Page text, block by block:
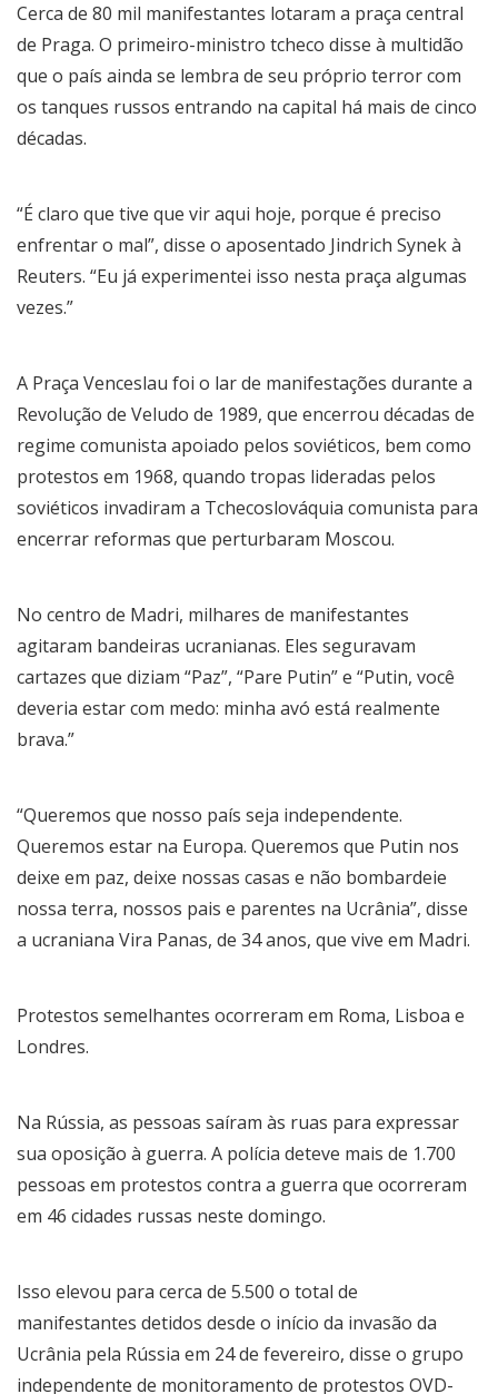
Cerca de 80 mil manifestantes lotaram a praça central
de Praga. O primeiro-ministro tcheco disse à multidão
que o país ainda se lembra de seu próprio terror com
os tanques russos entrando na capital há mais de cinco
décadas.
“É claro que tive que vir aqui hoje, porque é preciso
enfrentar o mal”, disse o aposentado Jindrich Synek à
Reuters. “Eu já experimentei isso nesta praça algumas
vezes.”
A Praça Venceslau foi o lar de manifestações durante a
Revolução de Veludo de 1989, que encerrou décadas de
regime comunista apoiado pelos soviéticos, bem como
protestos em 1968, quando tropas lideradas pelos
soviéticos invadiram a Tchecoslováquia comunista para
encerrar reformas que perturbaram Moscou.
No centro de Madri, milhares de manifestantes
agitaram bandeiras ucranianas. Eles seguravam
cartazes que diziam “Paz”, “Pare Putin” e “Putin, você
deveria estar com medo: minha avó está realmente
brava.”
“Queremos que nosso país seja independente.
Queremos estar na Europa. Queremos que Putin nos
deixe em paz, deixe nossas casas e não bombardeie
nossa terra, nossos pais e parentes na Ucrânia”, disse
a ucraniana Vira Panas, de 34 anos, que vive em Madri.
Protestos semelhantes ocorreram em Roma, Lisboa e
Londres.
Na Rússia, as pessoas saíram às ruas para expressar
sua oposição à guerra. A polícia deteve mais de 1.700
pessoas em protestos contra a guerra que ocorreram
em 46 cidades russas neste domingo.
Isso elevou para cerca de 5.500 o total de
manifestantes detidos desde o início da invasão da
Ucrânia pela Rússia em 24 de fevereiro, disse o grupo
independente de monitoramento de protestos OVD-